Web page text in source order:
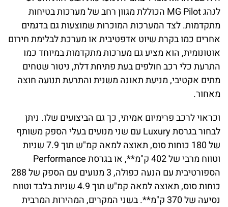
לנהג MG Pilot הכוללת מגוון רחב של מערכות בטיחות
מתקדמות. לצד המערכות המוכרות שמוצעות גם בדגמים
אחרים כמו בקרת שיוט אדפטיבית או מערכת לבלימת חירום
אוטונומית, הוא מציע גם מערכות מתקדמות במיוחד כמו
התרעת כלי רכב חולפים בעת פתיחת דלת, ניטור שטחים
מתים אקטיבי, מניעת תאונה משנית והתרעת תנועה חוצה
מאחור.
וכראוי לרכב פרימיום אמיתי, כך גם הביצועים שלו. ניתן
לבחור בגרסת Luxury עם שני מנועים בעלי הספק משותף
של 180 כוחות סוס, תאוצה למאה קמ"ש תוך 7.9 שניות
וטווח מרבי של 402 ק"מ**, או בגרסת Performance
הספורטיבית עם הנעה כפולה, 3 מנועים עם הספק של 288
כוחות סוס, תאוצה למאה קמ"ש תוך 4.9 שניות בלבד וטווח
נסיעה של 370 ק"מ**. בשני המקרים, המהירות המרבית